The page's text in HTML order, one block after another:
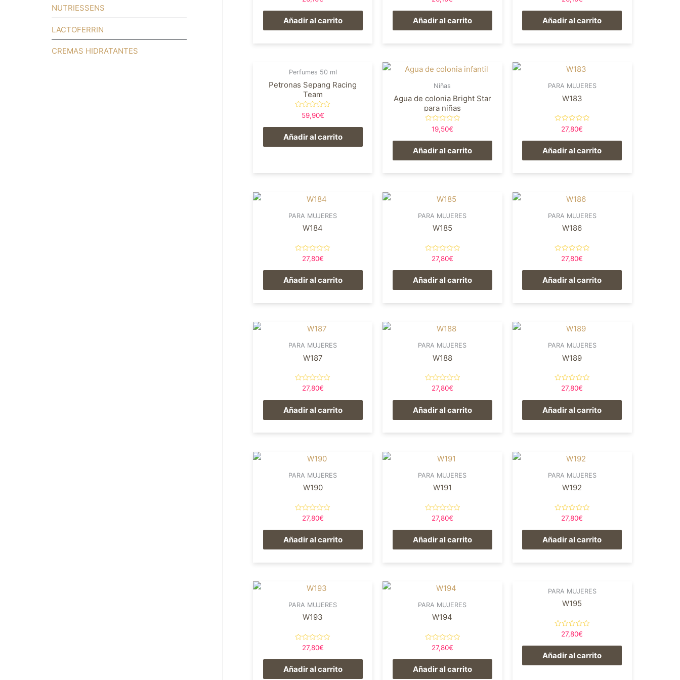
NUTRIESSENS
LACTOFERRIN
CREMAS HIDRATANTES
5.00
de 5
Añadir al carrito
5.00
de 5
Añadir al carrito
0
5
Añadir al carrito
Perfumes 50 ml
Petronas Sepang Racing
Team
Valorado
0
5
59,90€
Añadir al carrito
Niñas
Agua de colonia Bright Star
para niñas
Valorado
0
5
19,50€
Añadir al carrito
PARA MUJERES
W183
Valorado
0
5
27,80€
Añadir al carrito
PARA MUJERES
W184
Valorado
0
5
27,80€
Añadir al carrito
PARA MUJERES
W185
Valorado
0
5
27,80€
Añadir al carrito
PARA MUJERES
W186
Valorado
0
5
27,80€
Añadir al carrito
PARA MUJERES
W187
Valorado
0
5
27,80€
Añadir al carrito
PARA MUJERES
W188
Valorado
0
5
27,80€
Añadir al carrito
PARA MUJERES
W189
Valorado
0
5
27,80€
Añadir al carrito
PARA MUJERES
W190
Valorado
0
5
27,80€
Añadir al carrito
PARA MUJERES
W191
Valorado
0
5
27,80€
Añadir al carrito
PARA MUJERES
W192
Valorado
0
5
27,80€
Añadir al carrito
PARA MUJERES
W193
Valorado
0
5
27,80€
Añadir al carrito
PARA MUJERES
W194
Valorado
0
5
27,80€
Añadir al carrito
PARA MUJERES
W195
Valorado
0
5
27,80€
Añadir al carrito